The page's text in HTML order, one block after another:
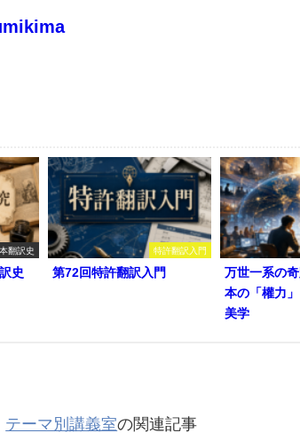
翻訳史
史
特許翻訳入門
第72回特許翻訳入門
万世一系の
本の「權力
美学
テーマ別講義室の関連記事